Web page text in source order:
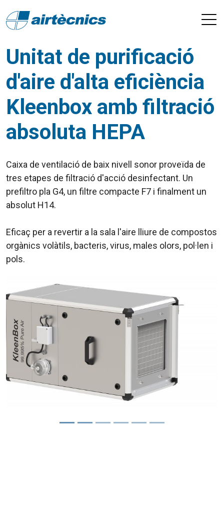
Unitat de purificació
d'aire d'alta eficiència
Kleenbox amb filtració
absoluta HEPA
Caixa de ventilació de baix nivell sonor proveïda de
tres etapes de filtració d'acció desinfectant. Un
prefiltro pla G4, un filtre compacte F7 i finalment un
absolut H14.
Eficaç per a revertir a la sala l'aire lliure de compostos
orgànics volàtils, bacteris, virus, males olors, pol·len i
pols.